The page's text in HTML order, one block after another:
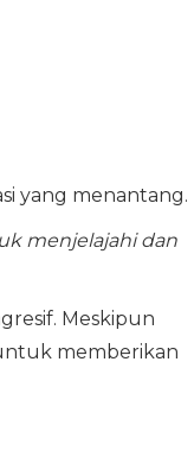
yang menantang.
menjelajahi dan
Meskipun
memberikan